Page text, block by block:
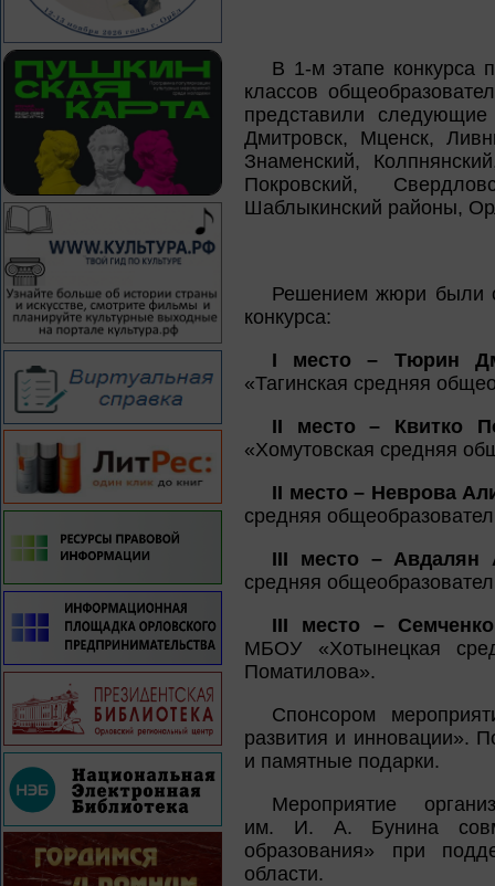
В 1-м этапе конкурса
классов
представили
Дмитровск, Мценск,
Знаменский,
Покровский,
Шаблыкинский районы,
Решением жюри были
конкурса:
I место – Тюрин
«Тагинская средняя
II место – Квитко
«Хомутовская средняя
II место – Неврова
средняя
III место – Авдалян
средняя
III место –
МБОУ «Хотынецкая
Поматилова».
Спонсором
развития и инновации».
и памятные подарки.
Мероприятие
им. И. А. Бунина
образования» при
области.